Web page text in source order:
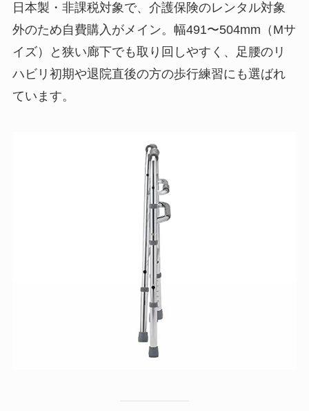
日本製・非課税対象で、介護保険のレンタル対象
外のため自費購入がメイン。幅491〜504mm（Mサ
イズ）と狭い廊下でも取り回しやすく、足腰のリ
ハビリ初期や退院直後の方の歩行練習にも選ばれ
ています。